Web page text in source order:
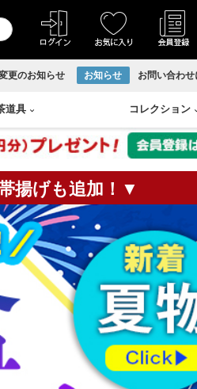
更のお知らせ お知らせ お問い合わ
着物
男物帯
アンサンブル
羽織紐
コート
ート
縮緬・錦紗
紬生地
材料用反物
はぎれ
リサイクル反物
道具
香炉
香盆
壷
コレクション
Swarovski
丹波焼
志野焼
輪島塗り
漆塗り
朱漆塗
揚げも追加！▼